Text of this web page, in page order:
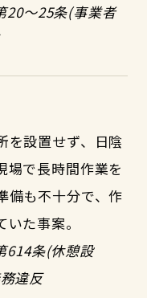
20〜25条(事業者
を設置せず、日陰
場で長時間作業を
備も不十分で、作
た事案。
614条(休憩設
違反